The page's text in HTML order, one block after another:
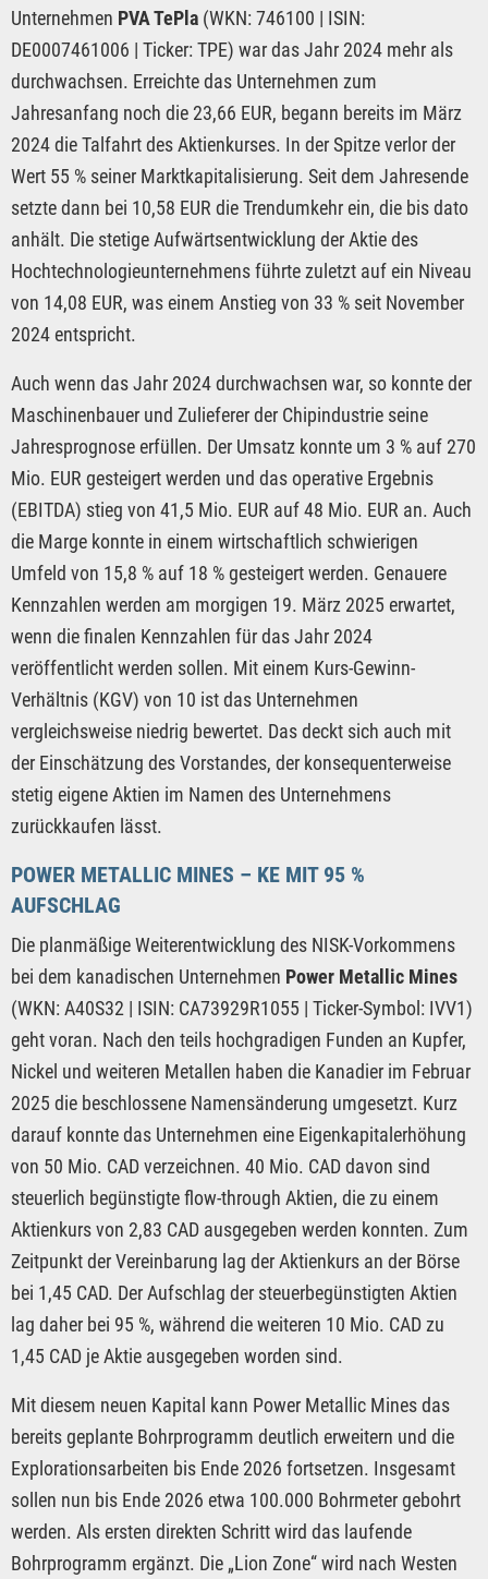
Unternehmen PVA TePla (WKN: 746100 | ISIN:
DE0007461006 | Ticker: TPE) war das Jahr 2024 mehr als
durchwachsen. Erreichte das Unternehmen zum
Jahresanfang noch die 23,66 EUR, begann bereits im März
2024 die Talfahrt des Aktienkurses. In der Spitze verlor der
Wert 55 % seiner Marktkapitalisierung. Seit dem Jahresende
setzte dann bei 10,58 EUR die Trendumkehr ein, die bis dato
anhält. Die stetige Aufwärtsentwicklung der Aktie des
Hochtechnologieunternehmens führte zuletzt auf ein Niveau
von 14,08 EUR, was einem Anstieg von 33 % seit November
2024 entspricht.
Auch wenn das Jahr 2024 durchwachsen war, so konnte der
Maschinenbauer und Zulieferer der Chipindustrie seine
Jahresprognose erfüllen. Der Umsatz konnte um 3 % auf 270
Mio. EUR gesteigert werden und das operative Ergebnis
(EBITDA) stieg von 41,5 Mio. EUR auf 48 Mio. EUR an. Auch
die Marge konnte in einem wirtschaftlich schwierigen
Umfeld von 15,8 % auf 18 % gesteigert werden. Genauere
Kennzahlen werden am morgigen 19. März 2025 erwartet,
wenn die finalen Kennzahlen für das Jahr 2024
veröffentlicht werden sollen. Mit einem Kurs-Gewinn-
Verhältnis (KGV) von 10 ist das Unternehmen
vergleichsweise niedrig bewertet. Das deckt sich auch mit
der Einschätzung des Vorstandes, der konsequenterweise
stetig eigene Aktien im Namen des Unternehmens
zurückkaufen lässt.
POWER METALLIC MINES – KE MIT 95 %
AUFSCHLAG
Die planmäßige Weiterentwicklung des NISK-Vorkommens
bei dem kanadischen Unternehmen Power Metallic Mines
(WKN: A40S32 | ISIN: CA73929R1055 | Ticker-Symbol: IVV1)
geht voran. Nach den teils hochgradigen Funden an Kupfer,
Nickel und weiteren Metallen haben die Kanadier im Februar
2025 die beschlossene Namensänderung umgesetzt. Kurz
darauf konnte das Unternehmen eine Eigenkapitalerhöhung
von 50 Mio. CAD verzeichnen. 40 Mio. CAD davon sind
steuerlich begünstigte flow-through Aktien, die zu einem
Aktienkurs von 2,83 CAD ausgegeben werden konnten. Zum
Zeitpunkt der Vereinbarung lag der Aktienkurs an der Börse
bei 1,45 CAD. Der Aufschlag der steuerbegünstigten Aktien
lag daher bei 95 %, während die weiteren 10 Mio. CAD zu
1,45 CAD je Aktie ausgegeben worden sind.
Mit diesem neuen Kapital kann Power Metallic Mines das
bereits geplante Bohrprogramm deutlich erweitern und die
Explorationsarbeiten bis Ende 2026 fortsetzen. Insgesamt
sollen nun bis Ende 2026 etwa 100.000 Bohrmeter gebohrt
werden. Als ersten direkten Schritt wird das laufende
Bohrprogramm ergänzt. Die „Lion Zone“ wird nach Westen